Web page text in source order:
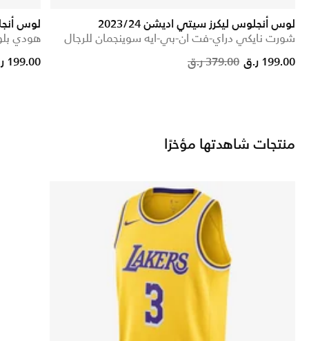
لوس أنجلوس ليكرز سيتي اديشن 2023/24
شورت نايكي دراي-فت ان-بي-ايه سوينجمان للرجال
Price reduced from
379.00 ر.ق to 199.00 ر.ق
لوس
هودي
from
to199.00 ر.ق
منتجات شاهدتها مؤخرًا